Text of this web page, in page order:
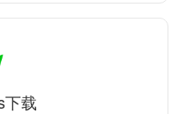
下载